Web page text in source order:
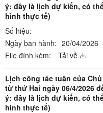
ý: đây là lịch dự kiến, có
hình thực tế)
Số hiệu:
Ngày ban hành: 20/04/2026
File đính kèm:
Tải về
Lịch công tác tuần của
từ thứ Hai ngày 06/4/2026
ý: đây là lịch dự kiến, có
hình thực tế)